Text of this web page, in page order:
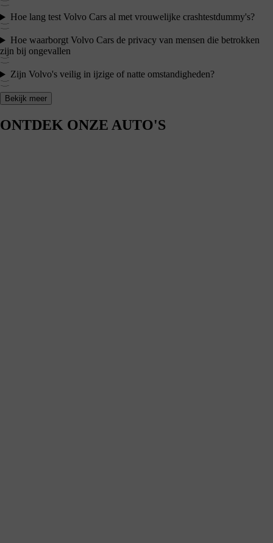
Hoe lang test Volvo Cars al met vrouwelijke crashtestdummy's?
Hoe waarborgt Volvo Cars de privacy van mensen die betrokken
zijn bij ongevallen
Zijn Volvo's veilig in ijzige of natte omstandigheden?
Bekijk meer
ONTDEK ONZE AUTO'S